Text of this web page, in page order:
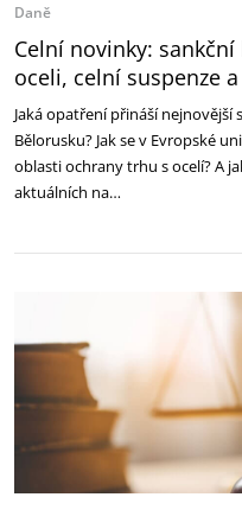
Daně
Celní novinky:
oceli, celní suspenze
Jaká opatření přináší nejnovější
Bělorusku? Jak se v Evropské
oblasti ochrany trhu s ocelí? A
aktuálních na…